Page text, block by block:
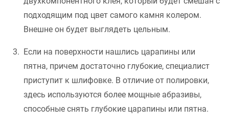
подходящим под цвет самого камня колером.
Внешне он будет выглядеть цельным.
Если на поверхности нашлись царапины или
пятна, причем достаточно глубокие, специалист
приступит к шлифовке. В отличие от полировки,
здесь используются более мощные абразивы,
способные снять глубокие царапины или пятна.